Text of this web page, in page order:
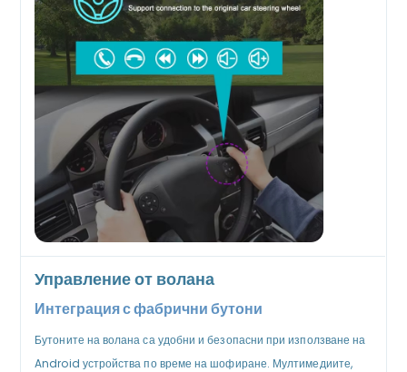
Управление от волана
Интеграция с фабрични бутони
Бутоните на волана са удобни и безопасни при използване на
Android устройства по време на шофиране. Мултимедиите,